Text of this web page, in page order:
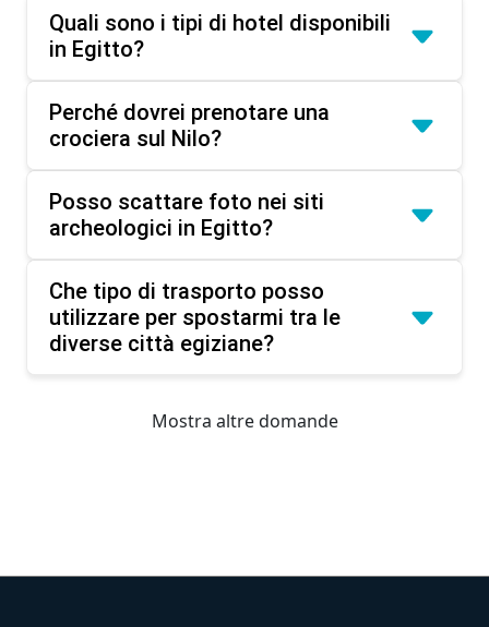
Quali sono i tipi di hotel disponibili
in Egitto?
Perché dovrei prenotare una
crociera sul Nilo?
Posso scattare foto nei siti
archeologici in Egitto?
Che tipo di trasporto posso
utilizzare per spostarmi tra le
diverse città egiziane?
Mostra altre domande